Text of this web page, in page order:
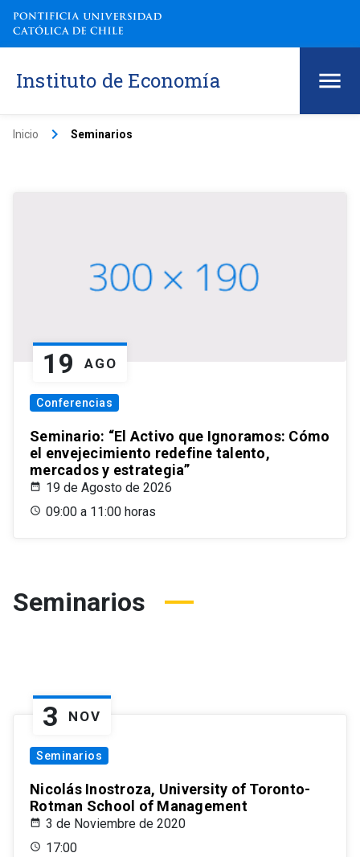
Instituto de Economía
Inicio keyboard_arrow_right Seminarios
19 AGO
Conferencias
Seminario: “El Activo que Ignoramos: Cómo
el envejecimiento redefine talento,
mercados y estrategia”
19 de Agosto de 2026
09:00 a 11:00 horas
Seminarios
3 NOV
Seminarios
Nicolás Inostroza, University of Toronto-
Rotman School of Management
3 de Noviembre de 2020
17:00